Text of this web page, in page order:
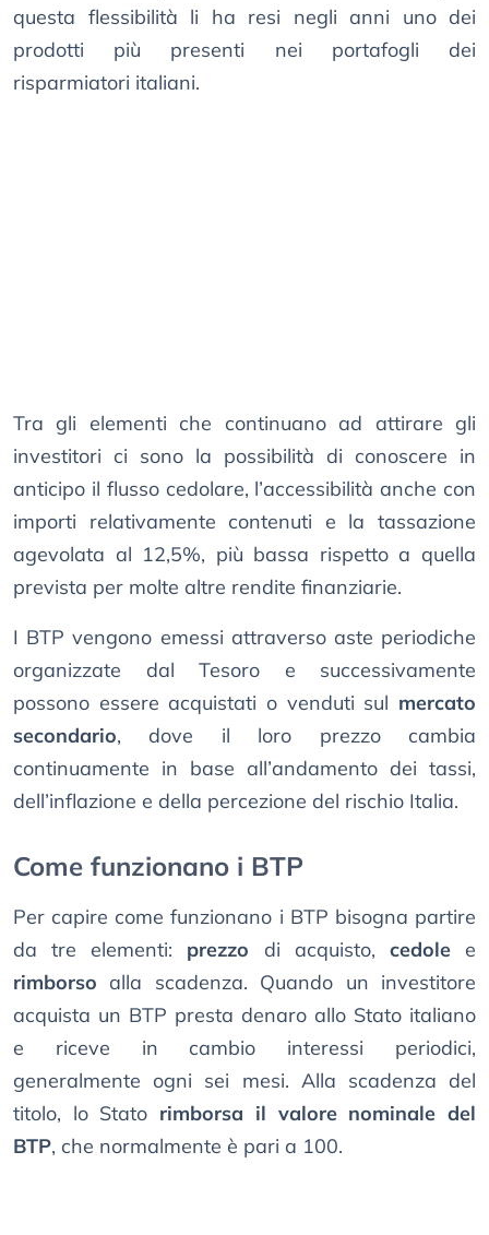
questa flessibilità li ha resi negli anni uno dei
prodotti più presenti nei portafogli dei
risparmiatori italiani.
Tra gli elementi che continuano ad attirare gli
investitori ci sono la possibilità di conoscere in
anticipo il flusso cedolare, l’accessibilità anche con
importi relativamente contenuti e la tassazione
agevolata al 12,5%, più bassa rispetto a quella
prevista per molte altre rendite finanziarie.
I BTP vengono emessi attraverso aste periodiche
organizzate dal Tesoro e successivamente
possono essere acquistati o venduti sul mercato
secondario, dove il loro prezzo cambia
continuamente in base all’andamento dei tassi,
dell’inflazione e della percezione del rischio Italia.
Come funzionano i BTP
Per capire come funzionano i BTP bisogna partire
da tre elementi: prezzo di acquisto, cedolee
rimborsoalla scadenza. Quando un investitore
acquista un BTP presta denaro allo Stato italiano
e riceve in cambio interessi periodici,
generalmente ogni sei mesi. Alla scadenza del
titolo, lo Stato rimborsa il valore nominale del
BTP, che normalmente è pari a 100.